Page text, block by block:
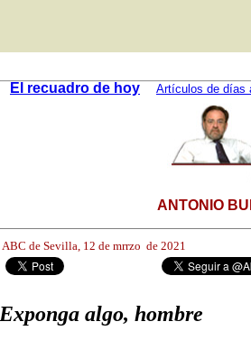
El recuadro de hoy Artículos de días
ANTONIO
ABC de Sevilla, 12 de mrrzo de 2021
Exponga algo, hombre